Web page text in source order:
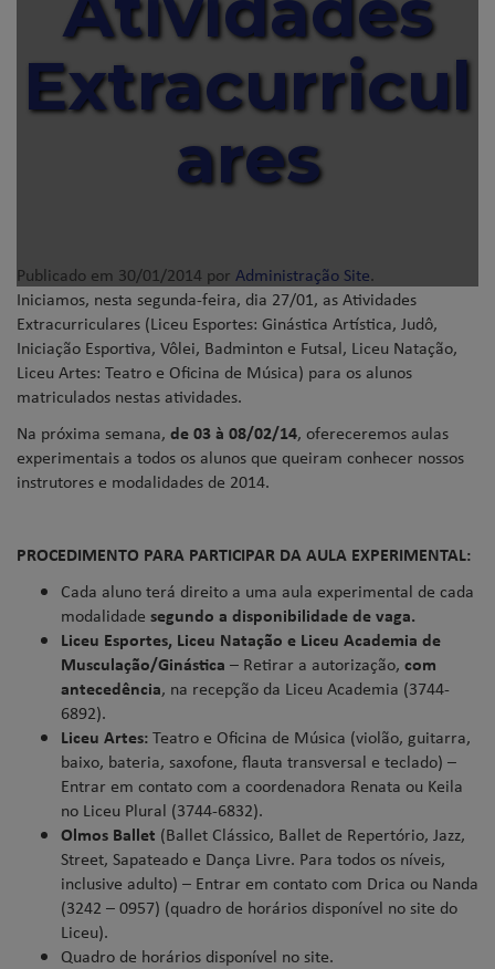
Extracurricul
ares
Publicado em 30/01/2014 por Administração Site.
Iniciamos, nesta segunda-feira, dia 27/01, as Atividades
Extracurriculares (Liceu Esportes: Ginástica Artística, Judô,
Iniciação Esportiva, Vôlei, Badminton e Futsal, Liceu Natação,
Liceu Artes: Teatro e Oficina de Música) para os alunos
matriculados nestas atividades.
Na próxima semana, de 03 à 08/02/14, ofereceremos aulas
experimentais a todos os alunos que queiram conhecer nossos
instrutores e modalidades de 2014.
PROCEDIMENTO PARA PARTICIPAR DA AULA EXPERIMENTAL:
Cada aluno terá direito a uma aula experimental de cada
modalidade segundo a disponibilidade de vaga.
Liceu Esportes, Liceu Natação e Liceu Academia de
Musculação/Ginástica – Retirar a autorização, com
antecedência, na recepção da Liceu Academia (3744-
6892).
Liceu Artes:Teatro e Oficina de Música (violão, guitarra,
baixo, bateria, saxofone, flauta transversal e teclado) –
Entrar em contato com a coordenadora Renata ou Keila
no Liceu Plural (3744-6832).
Olmos Ballet (Ballet Clássico, Ballet de Repertório, Jazz,
Street, Sapateado e Dança Livre. Para todos os níveis,
inclusive adulto) – Entrar em contato com Drica ou Nanda
(3242 – 0957) (quadro de horários disponível no site do
Liceu).
Quadro de horários disponível no site.